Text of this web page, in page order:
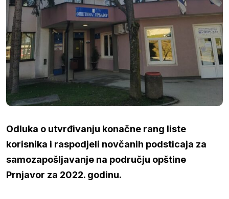
Odluka o utvrđivanju konačne rang liste
korisnika i raspodjeli novčanih podsticaja za
samozapošljavanje na području opštine
Prnjavor za 2022. godinu.